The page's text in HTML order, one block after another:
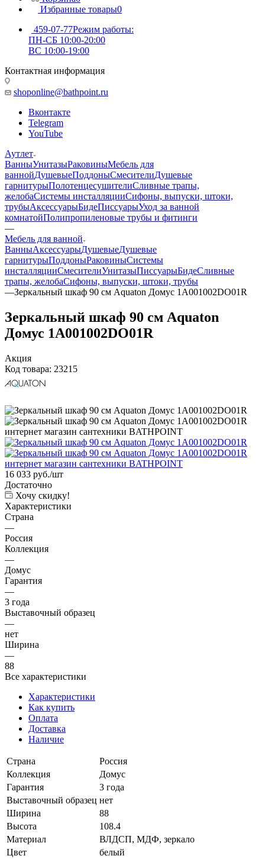
Избранные товары0
459-07-77Режим работы:
ПН-СБ 10:00-20:00
ВС 10:00-19:00
Контактная информация
shoponline@bathpoint.ru
Вконтакте
Telegram
YouTube
Аутлет
ВанныУнитазыРаковиныМебель для
ваннойДушевыеПоддоныСмесителиДушевые
гарнитурыПолотенцесушителиСливные трапы,
желобаСистемы инсталляцииСифоны, выпуски, штоки,
трубыАксессуарыБидеПиссуарыУход за ванной
комнатойПолипропиленовые трубы и фитинги
—
Мебель для ванной
ВанныАксессуарыДушевыеДушевые
гарнитурыПоддоныРаковиныСистемы
инсталляцииСмесителиУнитазыПиссуарыБидеСливные
трапы, желобаСифоны, выпуски, штоки, трубы
—Зеркальный шкаф 90 см Aquaton Домус 1A001002DO01R
Зеркальный шкаф 90 см Aquaton
Домус 1A001002DO01R
Акция
Код товара: 23215
16 033 руб./шт
Достаточно
Хочу скидку!
Характеристики
Страна
—
Россия
Коллекция
—
Домус
Гарантия
—
3 года
Выставочный образец
—
нет
Ширина
—
88
Все характеристики
Характеристики
Как купить
Оплата
Доставка
Наличие
Страна
Россия
Коллекция
Домус
Гарантия
3 года
Выставочный образец нет
Ширина
88
Высота
108.4
Материал
ВЛДСП, МДФ, зеркало
Цвет
белый